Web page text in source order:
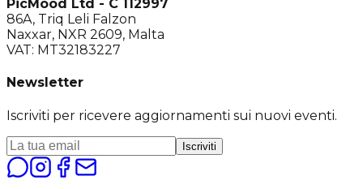
PicMood Ltd - C 112997
86A, Triq Leli Falzon
Naxxar, NXR 2609, Malta
VAT: MT32183227
Newsletter
Iscriviti per ricevere aggiornamenti sui nuovi eventi.
Iscriviti